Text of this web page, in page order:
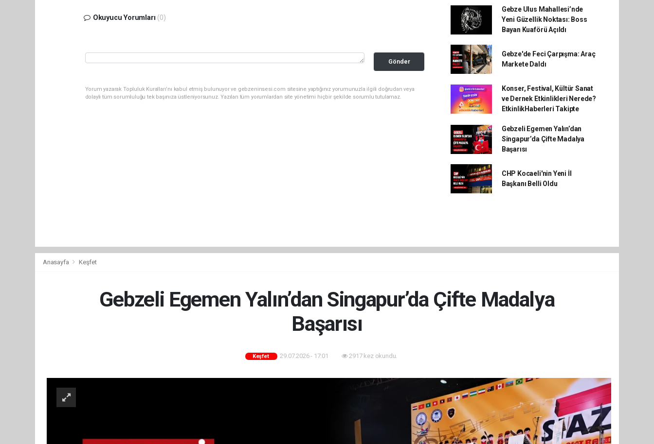
Okuyucu Yorumları (0)
Gönder
Yorum yazarak Topluluk Kuralları’nı kabul etmiş bulunuyor ve gebzeninsesi.com sitesine yaptığınız yorumunuzla ilgili doğrudan veya
dolaylı tüm sorumluluğu tek başınıza üstleniyorsunuz. Yazılan tüm yorumlardan site yönetimi hiçbir şekilde sorumlu tutulamaz.
Gebze Ulus Mahallesi’nde
Yeni Güzellik Noktası: Boss
Bayan Kuaförü Açıldı
Gebze'de Feci Çarpışma: Araç
Markete Daldı
Konser, Festival, Kültür Sanat
ve Dernek Etkinlikleri Nerede?
EtkinlikHaberleri Takipte
Gebzeli Egemen Yalın’dan
Singapur’da Çifte Madalya
Başarısı
CHP Kocaeli'nin Yeni İl
Başkanı Belli Oldu
Anasayfa Keşfet
Gebzeli Egemen Yalın’dan Singapur’da Çifte Madalya
Başarısı
Keşfet 29.07.2026 - 17:01 2917 kez okundu.